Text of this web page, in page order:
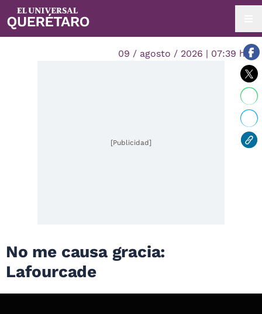
09 / agosto / 2026 | 07:39 hrs.
[Publicidad]
No me causa gracia:
Lafourcade